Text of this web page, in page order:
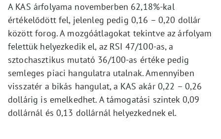
A KAS árfolyama novemberben 62,18%-kal
értékelődött fel, jelenleg pedig 0,16 – 0,20 dollár
között forog. A mozgóátlagokat tekintve az árfolyam
felettük helyezkedik el, az RSI 47/100-as, a
sztochasztikus mutató 36/100-as értéke pedig
semleges piaci hangulatra utalnak. Amennyiben
visszatér a bikás hangulat, a KAS akár 0,22 – 0,26
dollárig is emelkedhet. A támogatási szintek 0,09
dollárnál és 0,13 dollárnál helyezkednek el.